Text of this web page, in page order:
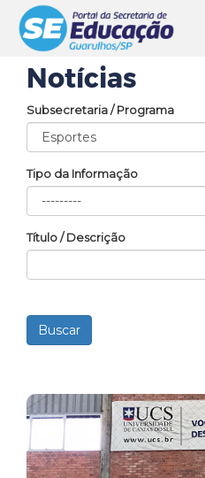
Notícias
Subsecretaria / Programa
Tipo da Informação
Título / Descrição